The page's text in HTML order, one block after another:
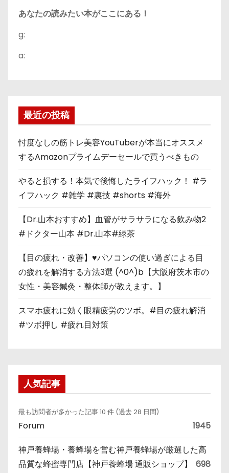
あなたの読みたい本がここにある！
g:
a:
最近の投稿
忖度なしの筋トレ美容YouTuberが本当にオススメ
するAmazonプライムデーセールで買うべきもの
やると損する！本気で後悔したライフハック！ #ラ
イフハック #雑学 #裏技 #shorts #海外
【Dr.山本おすすめ】血管がサラサラになる飲み物2
#ドクター山本 #Dr.山本#緑茶
【目の疲れ・改善】♥パソコンの使い過ぎによる目
の疲れを解消する方法3選 (^0^)b【大阪府茨木市の
女性・美容鍼灸・整体師が教えます。】
スマホ疲れに効く眼精疲労のツボ。#目の疲れ解消
#ツボ押し #疲れ目対策
人気記事
最も訪問者が多かった記事 10 件 (過去 28 日間)
Forum 1945
神戸養蜂場・養蜂場を営む神戸養蜂場が厳選した高
品質な蜂蜜専門店【神戸養蜂場 通販ショップ】
698